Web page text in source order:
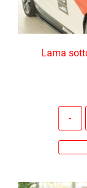
Lama